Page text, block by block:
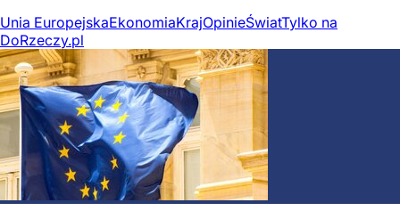
Unia EuropejskaEkonomiaKrajOpinieŚwiatTylko na
DoRzeczy.pl